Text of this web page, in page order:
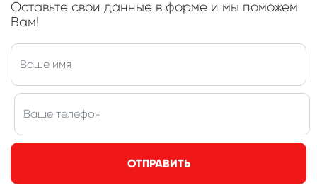
Оставьте свои данные в форме и мы поможем
Вам!
ОТПРАВИТЬ